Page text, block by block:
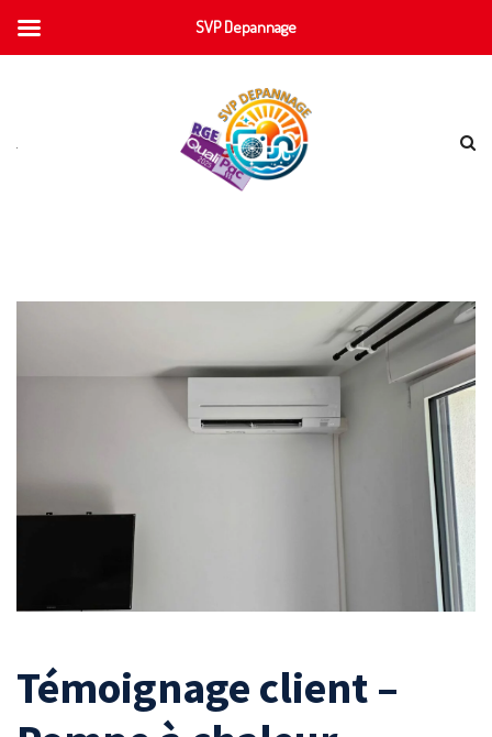
Témoignage client –
SVP Depannage